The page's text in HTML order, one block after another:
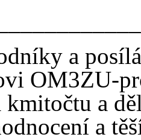
a
OM3ZU-
kmitočtu a
a